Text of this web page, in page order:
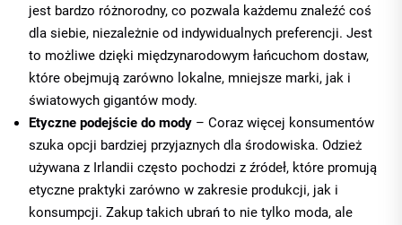
jest bardzo różnorodny, co pozwala każdemu znaleźć coś
dla siebie, niezależnie od indywidualnych preferencji. Jest
to możliwe dzięki międzynarodowym łańcuchom dostaw,
które obejmują zarówno lokalne, mniejsze marki, jak i
światowych gigantów mody.
Etyczne podejście do mody – Coraz więcej konsumentów
szuka opcji bardziej przyjaznych dla środowiska. Odzież
używana z Irlandii często pochodzi z źródeł, które promują
etyczne praktyki zarówno w zakresie produkcji, jak i
konsumpcji. Zakup takich ubrań to nie tylko moda, ale